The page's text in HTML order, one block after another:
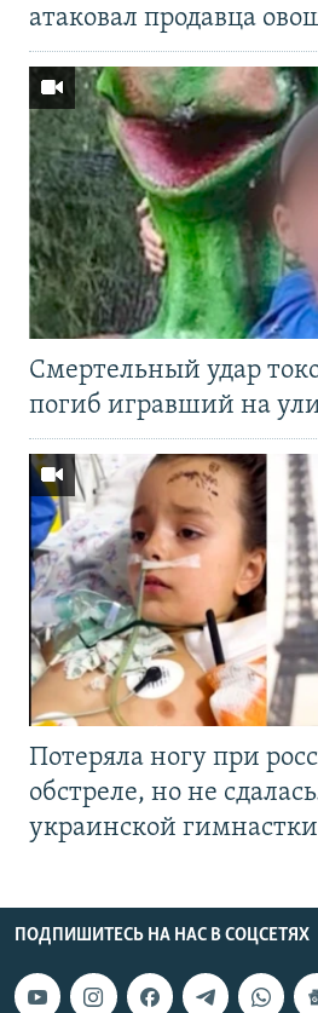
атаковал продавца
Смертельный удар
погиб игравший на
Потеряла ногу при
обстреле, но не
украинской гимнастки
ПОДПИШИТЕСЬ НА НАС В СОЦСЕТЯХ